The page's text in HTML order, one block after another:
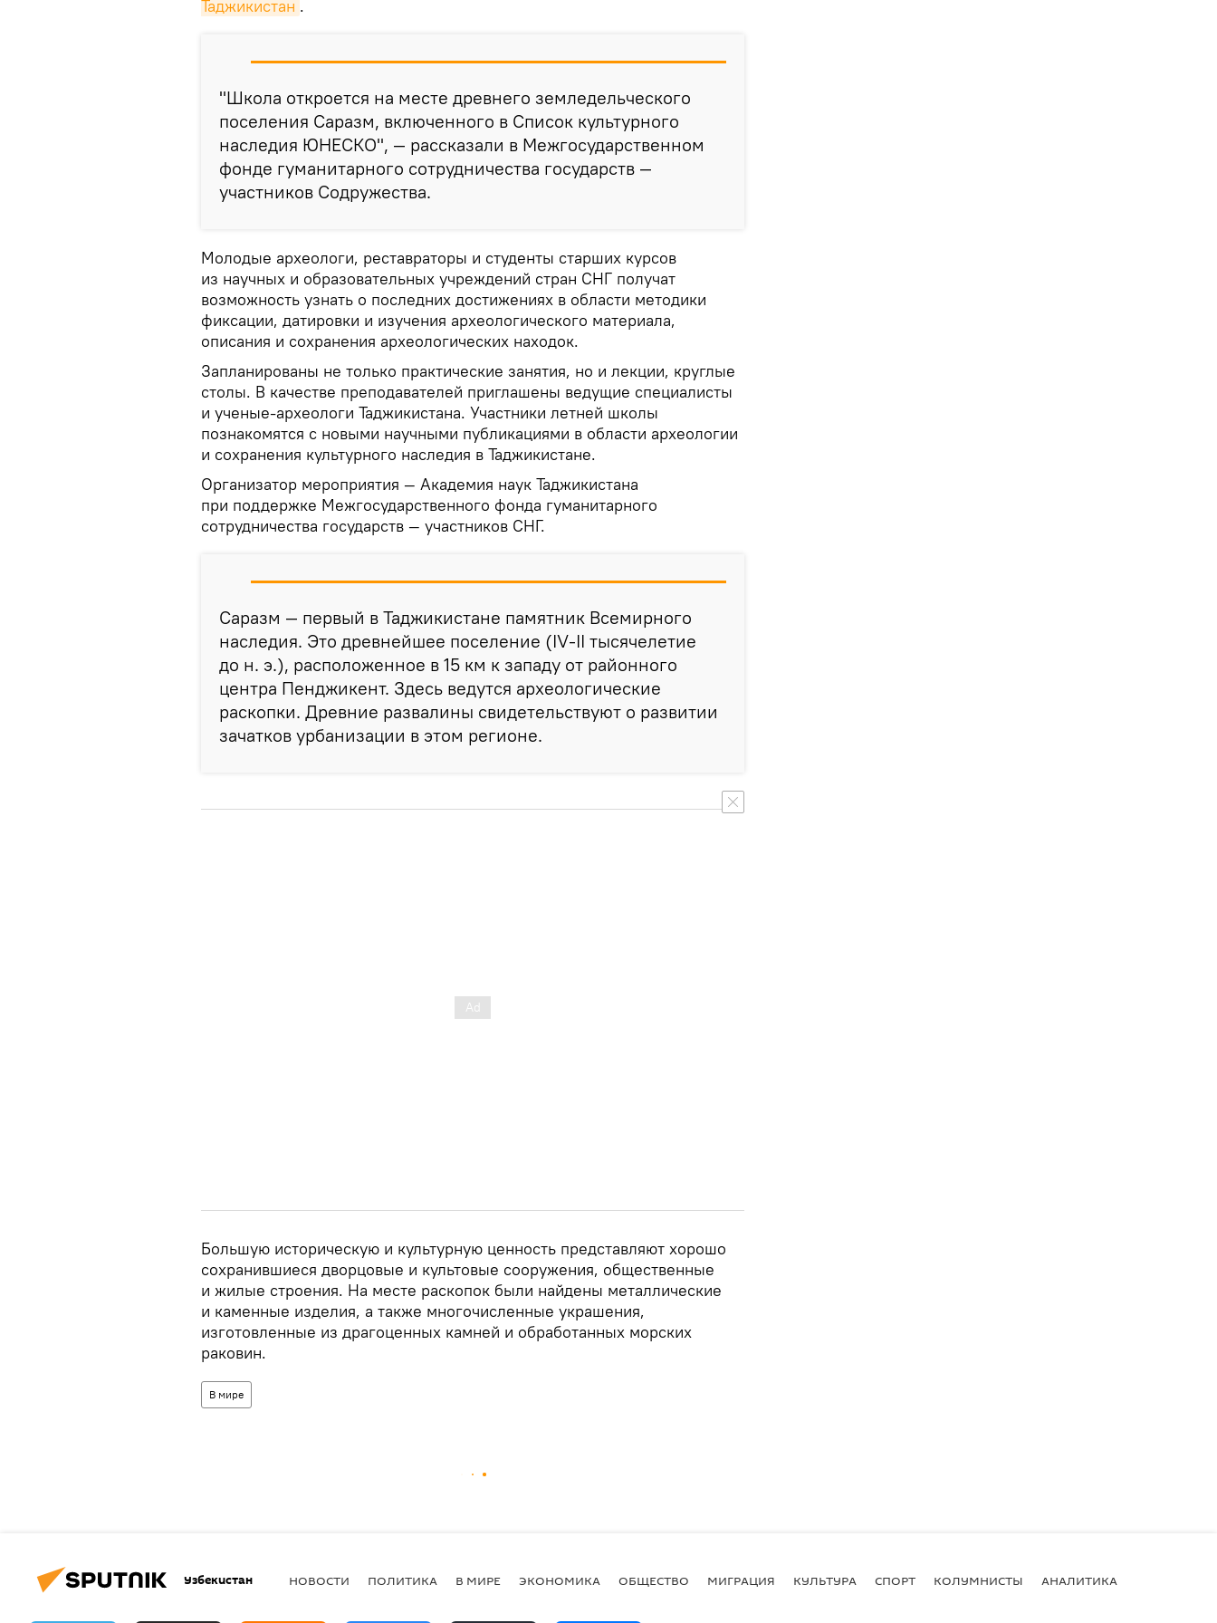
Таджикистан .
"Школа откроется на месте древнего земледельческого
поселения Саразм, включенного в Список культурного
наследия ЮНЕСКО", — рассказали в Межгосударственном
фонде гуманитарного сотрудничества государств —
участников Содружества.
Молодые археологи, реставраторы и студенты старших курсов
из научных и образовательных учреждений стран СНГ получат
возможность узнать о последних достижениях в области методики
фиксации, датировки и изучения археологического материала,
описания и сохранения археологических находок.
Запланированы не только практические занятия, но и лекции, круглые
столы. В качестве преподавателей приглашены ведущие специалисты
и ученые-археологи Таджикистана. Участники летней школы
познакомятся с новыми научными публикациями в области археологии
и сохранения культурного наследия в Таджикистане.
Организатор мероприятия — Академия наук Таджикистана
при поддержке Межгосударственного фонда гуманитарного
сотрудничества государств — участников СНГ.
Саразм — первый в Таджикистане памятник Всемирного
наследия. Это древнейшее поселение (IV-II тысячелетие
до н. э.), расположенное в 15 км к западу от районного
центра Пенджикент. Здесь ведутся археологические
раскопки. Древние развалины свидетельствуют о развитии
зачатков урбанизации в этом регионе.
Большую историческую и культурную ценность представляют хорошо
сохранившиеся дворцовые и культовые сооружения, общественные
и жилые строения. На месте раскопок были найдены металлические
и каменные изделия, а также многочисленные украшения,
изготовленные из драгоценных камней и обработанных морских
раковин.
В мире
Узбекистан НОВОСТИ ПОЛИТИКА В МИРЕ ЭКОНОМИКА ОБЩЕСТВО МИГРАЦИЯ КУЛЬТУРА СПОРТ КОЛУМНИСТЫ АНАЛИТИКА